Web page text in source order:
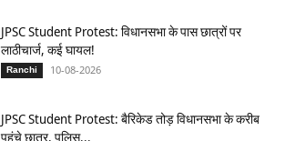
JPSC Student Protest: विधानसभा के पास छात्रों पर
लाठीचार्ज, कई घायल!
Ranchi 10-08-2026
JPSC Student Protest: बैरिकेड तोड़ विधानसभा के करीब
पहुंचे छात्र, पुलिस...